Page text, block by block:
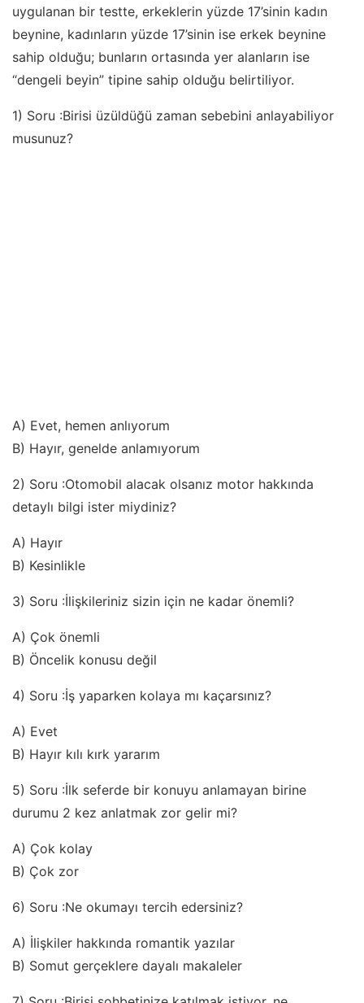
uygulanan bir testte, erkeklerin yüzde 17’sinin kadın
beynine, kadınların yüzde 17’sinin ise erkek beynine
sahip olduğu; bunların ortasında yer alanların ise
“dengeli beyin” tipine sahip olduğu belirtiliyor.
1) Soru :Birisi üzüldüğü zaman sebebini anlayabiliyor
musunuz?
A) Evet, hemen anlıyorum
B) Hayır, genelde anlamıyorum
2) Soru :Otomobil alacak olsanız motor hakkında
detaylı bilgi ister miydiniz?
A) Hayır
B) Kesinlikle
3) Soru :İlişkileriniz sizin için ne kadar önemli?
A) Çok önemli
B) Öncelik konusu değil
4) Soru :İş yaparken kolaya mı kaçarsınız?
A) Evet
B) Hayır kılı kırk yararım
5) Soru :İlk seferde bir konuyu anlamayan birine
durumu 2 kez anlatmak zor gelir mi?
A) Çok kolay
B) Çok zor
6) Soru :Ne okumayı tercih edersiniz?
A) İlişkiler hakkında romantik yazılar
B) Somut gerçeklere dayalı makaleler